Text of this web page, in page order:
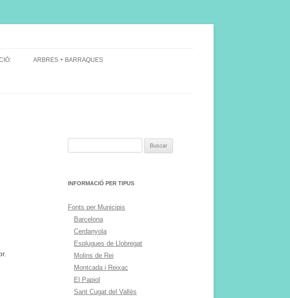
ARBRES + BARRAQUES
INFORMACIÓ PER TIPUS
Fonts per Municipis
Barcelona
Cerdanyola
Esplugues de Llobregat
Molins de Rei
Montcada i Reixac
El Papiol
Sant Cugat del Vallès